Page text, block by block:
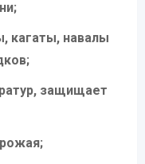
кагаты, навалы
защищает